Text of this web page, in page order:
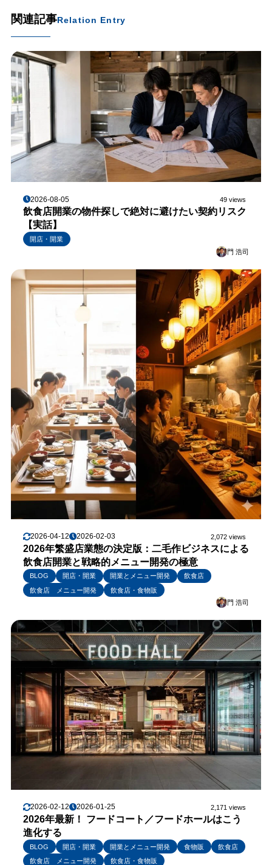
関連記事Relation Entry
2026-08-05 49 views
飲食店開業の物件探しで絶対に避けたい契約リスク
【実話】
開店・開業
門 浩司
2026-04-12 2026-02-03 2,072 views
2026年繁盛店業態の決定版：二毛作ビジネスによる
飲食店開業と戦略的メニュー開発の極意
BLOG 開店・開業 開業とメニュー開発
飲食店
飲食店 メニュー開発
飲食店・食物販
門 浩司
2026-02-12 2026-01-25 2,171 views
2026年最新！ フードコート／フードホールはこう
進化する
BLOG 開店・開業 開業とメニュー開発 食物販
飲食店
飲食店 メニュー開発
飲食店・食物販